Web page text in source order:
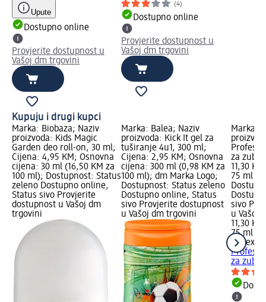
Upute
Dostupno online
Provjerite dostupnost u
Vašoj dm trgovini
(4)
Dostupno online
Provjerite dostupnost u
Vašoj dm trgovini
Kupuju i drugi kupci
Marka: Biobaza; Naziv
proizvoda: Kids Magic
Garden deo roll-on, 30 ml;
Cijena: 4,95 KM; Osnovna
cijena: 30 ml (16,50 KM za
100 ml); Dostupnost: Status
zeleno Dostupno online,
Status sivo Provjerite
dostupnost u Vašoj dm
trgovini
Marka: Balea; Naziv
proizvoda: Kick It gel za
tuširanje 4u1, 300 ml;
Cijena: 2,95 KM; Osnovna
cijena: 300 ml (0,98 KM za
100 ml); dm Marka Logo;
Dostupnost: Status zeleno
Dostupno online, Status
sivo Provjerite dostupnost
u Vašoj dm trgovini
Marka:
za
11,30
75 ml
sivo
u Vašoj
11,30 KM
75 ml
elmex
za